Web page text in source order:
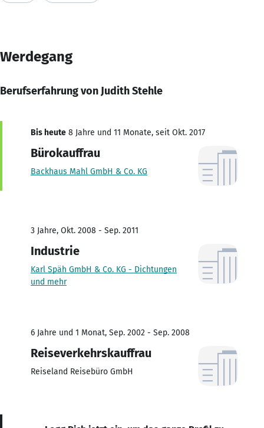
Werdegang
Berufserfahrung von Judith Stehle
Bis heute 8 Jahre und 11 Monate, seit Okt. 2017
Bürokauffrau
Backhaus Mahl GmbH & Co. KG
3 Jahre, Okt. 2008 - Sep. 2011
Industrie
Karl Späh GmbH & Co. KG - Dichtungen
und mehr
6 Jahre und 1 Monat, Sep. 2002 - Sep. 2008
Reiseverkehrskauffrau
Reiseland Reisebüro GmbH